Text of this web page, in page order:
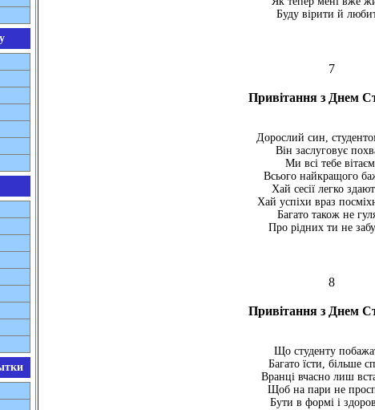
Буду вірити й
7
Привітання з Днем
Дорослий син,
Він заслуговує
Ми всі тебе
Всього найкращого
Хай сесії легко
Хай успіхи враз
Багато також не
Про рідних ти не
8
Привітання з Днем
Що студенту
Багато їсти, більше
Вранці вчасно лиш
Щоб на пари не
Бути в формі і